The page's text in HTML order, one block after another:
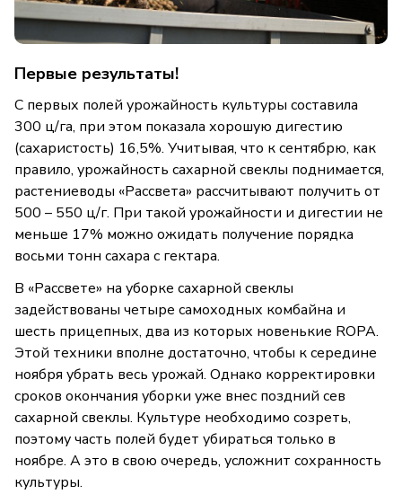
Первые результаты!
С первых полей урожайность культуры составила
300 ц/га, при этом показала хорошую дигестию
(сахаристость) 16,5%. Учитывая, что к сентябрю, как
правило, урожайность сахарной свеклы поднимается,
растениеводы «Рассвета» рассчитывают получить от
500 – 550 ц/г. При такой урожайности и дигестии не
меньше 17% можно ожидать получение порядка
восьми тонн сахара с гектара.
В «Рассвете» на уборке сахарной свеклы
задействованы четыре самоходных комбайна и
шесть прицепных, два из которых новенькие ROPA.
Этой техники вполне достаточно, чтобы к середине
ноября убрать весь урожай. Однако корректировки
сроков окончания уборки уже внес поздний сев
сахарной свеклы. Культуре необходимо созреть,
поэтому часть полей будет убираться только в
ноябре. А это в свою очередь, усложнит сохранность
культуры.